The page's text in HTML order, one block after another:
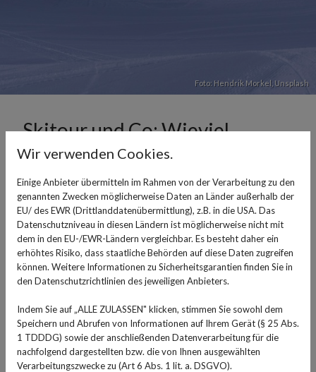
Foto: Hendrik Morkel Unsplash
Skitour und Co: Wieviel
trinken beim Wintersport?
28. Februar 2024
Wer Sport treibt, sollte immer daran denken, dem
Körper genügend Flüssigkeit zukommen zu lassen. Im
Sommer ist das kein Problem, da kommt der Durst
schnell von ganz alleine. Doch wie ist es im Winter, wenn
in der Kälte oft kein Durst zu spüren ist?
Gefühlt braucht der Körper beim Sport im Winter
weniger Flüssigkeit, aber das ist in Wahrheit nicht der
Fall. Denn wenn es richtig kalt ist, ist die Luft trocken,
beim Atmen geht viel Flüssigkeit verloren. Dies ist gut
Wir verwenden Cookies.
Einige Anbieter übermitteln im Rahmen von der Verarbeitung zu den
genannten Zwecken möglicherweise Daten an Länder außerhalb der
EU/ des EWR (Drittlanddatenübermittlung), z.B. in die USA. Das
Datenschutzniveau in diesen Ländern ist möglicherweise nicht mit
dem in den EU-/EWR-Ländern vergleichbar. Es besteht daher ein
erhöhtes Risiko, dass staatliche Behörden auf diese Daten zugreifen
können. Weitere Informationen zu Sicherheitsgarantien finden Sie in
den Datenschutzrichtlinien des jeweiligen Anbieters.
Indem Sie auf „ALLE ZULASSEN" klicken, stimmen Sie sowohl dem
Speichern und Abrufen von Informationen auf Ihrem Gerät (§ 25 Abs.
1 TDDDG) sowie der anschließenden Datenverarbeitung für die
nachfolgend dargestellten bzw. die von Ihnen ausgewählten
Verarbeitungszwecke zu (Art 6 Abs. 1 lit. a. DSGVO).